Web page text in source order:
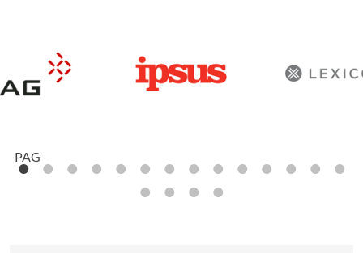
完成商業、住宅和非營利性質的交易。成功案例包括：
為英格蘭某一家族的第十代地主提供建議，為一家基金
之明。
PAG